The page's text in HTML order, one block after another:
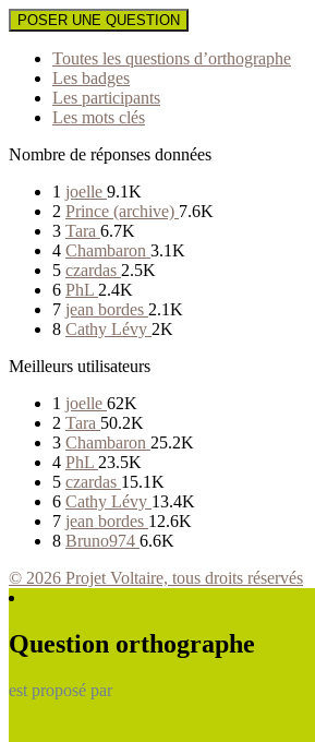
POSER UNE QUESTION
Toutes les questions d’orthographe
Les badges
Les participants
Les mots clés
Nombre de réponses données
1 joelle 9.1K
2 Prince (archive) 7.6K
3 Tara 6.7K
4 Chambaron 3.1K
5 czardas 2.5K
6 PhL 2.4K
7 jean bordes 2.1K
8 Cathy Lévy 2K
Meilleurs utilisateurs
1 joelle 62K
2 Tara 50.2K
3 Chambaron 25.2K
4 PhL 23.5K
5 czardas 15.1K
6 Cathy Lévy 13.4K
7 jean bordes 12.6K
8 Bruno974 6.6K
© 2026 Projet Voltaire, tous droits réservés
Question orthographe
est proposé par